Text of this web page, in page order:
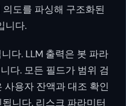
도를 파싱해 구조화된
니다.
다. LLM 출력은 봇 파라
다. 모든 필드가 범위 검
사용자 잔액과 대조 확인
니다. 리스크 파라미터